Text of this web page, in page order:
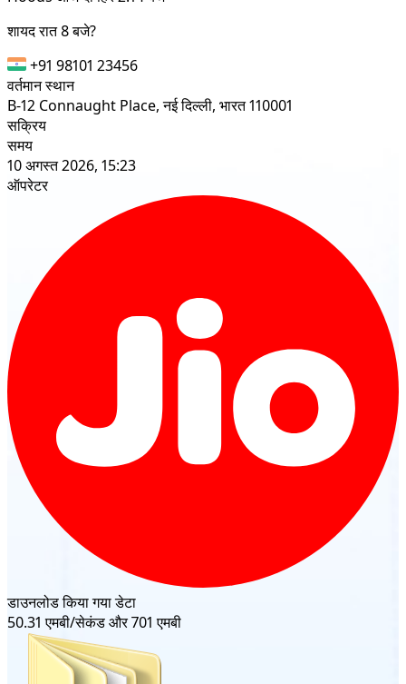
शायद रात 8 बजे?
+91 98101 23456
वर्तमान स्थान
B-12 Connaught Place, नई दिल्ली, भारत 110001
सक्रिय
समय
10 अगस्त 2026, 15:23
ऑपरेटर
डाउनलोड किया गया डेटा
50.31 एमबी/सेकंड और 701 एमबी